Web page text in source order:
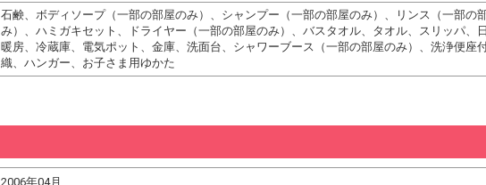
石鹸、ボディソープ（一部の部屋のみ）、シャンプー（一部の部屋のみ）、リンス（一部の
み）、ハミガキセット、ドライヤー（一部の部屋のみ）、バスタオル、タオル、スリッパ
暖房、冷蔵庫、電気ポット、金庫、洗面台、シャワーブース（一部の部屋のみ）、洗浄便座
織、ハンガー、お子さま用ゆかた
2006年04月